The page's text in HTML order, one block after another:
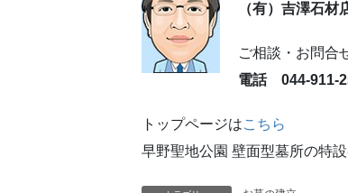
（有）吉澤石
ご相談・お問合
電話 044-911-
トップページはこちら
早野聖地公園 壁面型墓所の特